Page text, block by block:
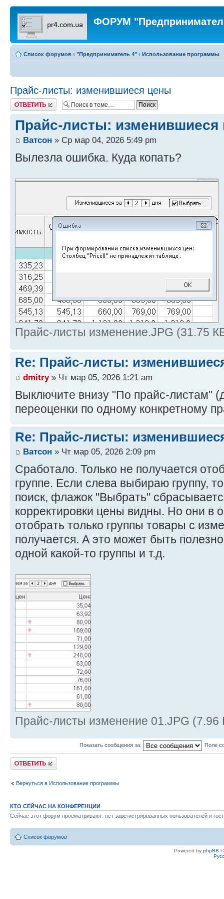
ФОРУМ
Список форумов ‹ "Предприниматель 4" ‹ Использование программы
Прайс-листы: изменившиеся цены
Ответить
Прайс-листы:
Ватсон » Ср мар 04, 2026 5:49 pm
Вылезла ошибка. Куда копать?
Прайс-листы изменение.JPG (31.75
Re: Прайс-листы:
dmitry» Чт мар 05, 2026 1:21 am
Выключите внизу "По прайс-листам"
переоценки по одному конкретному
Re: Прайс-листы:
Ватсон » Чт мар 05, 2026 2:09 pm
Сработало. Только не получается
группе. Если слева выбираю группу,
поиск, флажок "Выбрать"
корректировки цены видны. Но они в
отобрать только группы товары с
получается. А это может быть
одной какой-то группы и т.д.
Прайс-листы изменение 01.JPG
Показать сообщения за: Поле
Ответить
Вернуться в Использование программы
КТО СЕЙЧАС НА КОНФЕРЕНЦИИ
Сейчас этот форум просматривают: нет зарегистрированных пользователей и
Список форумов
Powered by phpBB